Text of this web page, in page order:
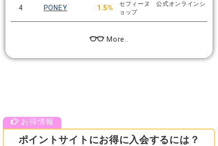
4 PONEY 1.5%
セフィーヌ 公式オンラインシ
ョップ
More..
ポイントサイトにお得に入会するには？